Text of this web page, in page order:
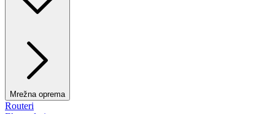
Mrežna oprema
Routeri